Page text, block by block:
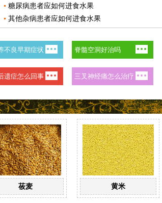
糖尿病患者应如何进食水果
其他杂病患者应如何进食水果
莜麦 黄米